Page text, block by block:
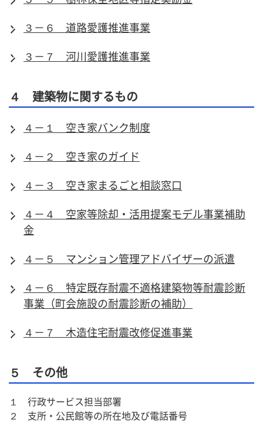
３－６ 道路愛護推進事業
３－７ 河川愛護推進事業
４ 建築物に関するもの
４－１ 空き家バンク制度
４－２ 空き家のガイド
４－３ 空き家まるごと相談窓口
４－４ 空家等除却・活用提案モデル事業補助
金
４－５ マンション管理アドバイザーの派遣
４－６ 特定既存耐震不適格建築物等耐震診断
事業（町会施設の耐震診断の補助）
４－７ 木造住宅耐震改修促進事業
５ その他
１　行政サービス担当部署
２　支所・公民館等の所在地及び電話番号